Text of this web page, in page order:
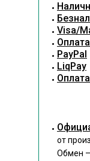
Visa/
PayPal
LiqPay
от
Обмен —